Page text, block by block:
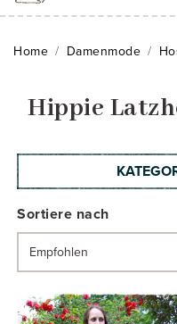
Home Damenmode
Hippie
Sortiere nach